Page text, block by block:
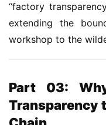
“factory
extending the
workshop to the
Part 03:
Transparency